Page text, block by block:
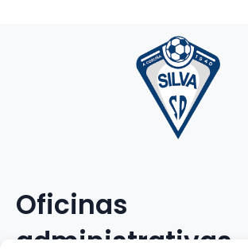
Oficinas
administrativas